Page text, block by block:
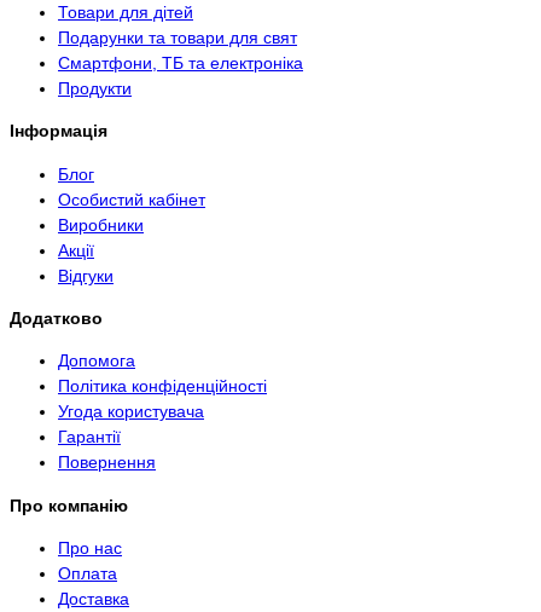
Товари для дітей
Подарунки та товари для свят
Смартфони, ТБ та електроніка
Продукти
Інформація
Блог
Особистий кабінет
Виробники
Акції
Відгуки
Додатково
Допомога
Політика конфіденційності
Угода користувача
Гарантії
Повернення
Про компанію
Про нас
Оплата
Доставка